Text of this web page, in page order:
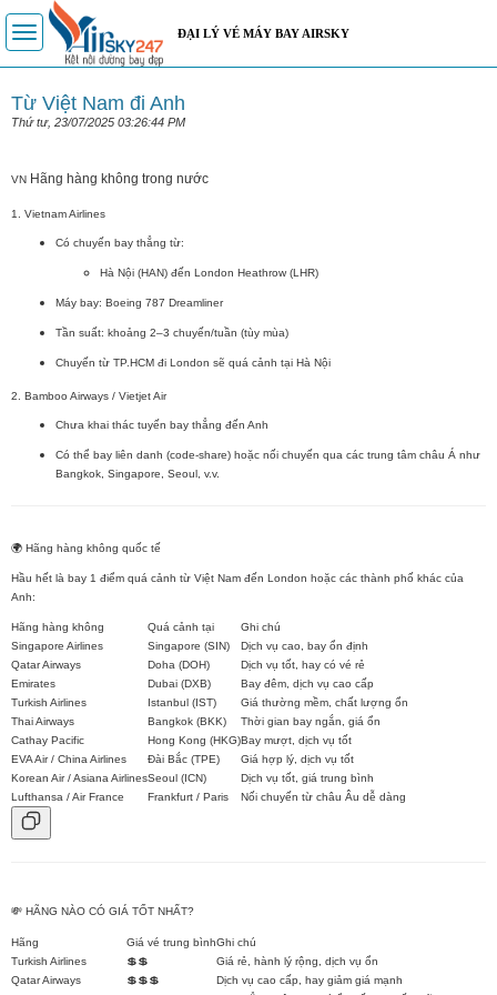
Toggle
navigation
ĐẠI LÝ VÉ MÁY BAY AIRSKY
Từ Việt Nam đi Anh
Thứ tư, 23/07/2025 03:26:44 PM
VN Hãng hàng không trong nước
1. Vietnam Airlines
Có chuyến bay thẳng từ:
Hà Nội (HAN) đến London Heathrow (LHR)
Máy bay: Boeing 787 Dreamliner
Tần suất: khoảng 2–3 chuyến/tuần (tùy mùa)
Chuyến từ TP.HCM đi London sẽ quá cảnh tại Hà Nội
2. Bamboo Airways / Vietjet Air
Chưa khai thác tuyến bay thẳng đến Anh
Có thể bay liên danh (code-share) hoặc nối chuyến qua các trung tâm châu Á như
Bangkok, Singapore, Seoul, v.v.
🌍 Hãng hàng không quốc tế
Hầu hết là bay 1 điểm quá cảnh từ Việt Nam đến London hoặc các thành phố khác của
Anh:
Hãng hàng không Quá cảnh tại
Ghi chú
Singapore Airlines
Singapore (SIN)
Dịch vụ cao, bay ổn định
Qatar Airways
Doha (DOH)
Dịch vụ tốt, hay có vé rẻ
Emirates
Dubai (DXB)
Bay đêm, dịch vụ cao cấp
Turkish Airlines
Istanbul (IST)
Giá thường mềm, chất lượng ổn
Thai Airways
Bangkok (BKK)
Thời gian bay ngắn, giá ổn
Cathay Pacific
Hong Kong (HKG)Bay mượt, dịch vụ tốt
EVA Air / China Airlines
Đài Bắc (TPE)
Giá hợp lý, dịch vụ tốt
Korean Air / Asiana AirlinesSeoul (ICN)
Dịch vụ tốt, giá trung bình
Lufthansa / Air France
Frankfurt / Paris Nối chuyến từ châu Âu dễ dàng
💸 HÃNG NÀO CÓ GIÁ TỐT NHẤT?
Hãng Giá vé trung bìnhGhi chú
Turkish Airlines
💲💲
Giá rẻ, hành lý rộng, dịch vụ ổn
Qatar Airways
💲💲💲
Dịch vụ cao cấp, hay giảm giá mạnh